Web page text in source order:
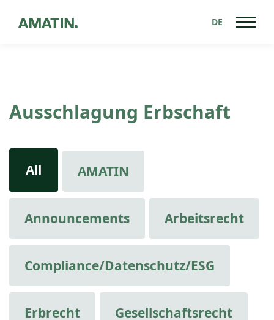
DE
Ausschlagung Erbschaft
All AMATIN
Announcements Arbeitsrecht
Compliance/Datenschutz/ESG
Erbrecht Gesellschaftsrecht